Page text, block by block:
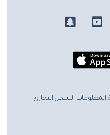
المعلومات السجل التجاري